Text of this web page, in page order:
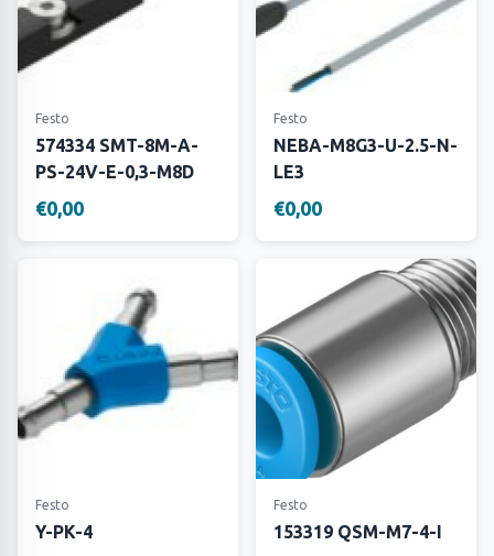
Festo
574334 SMT-8M-A-
PS-24V-E-0,3-M8D
€0,00
Festo
NEBA-M8G3-U-2.5-N-
LE3
€0,00
Festo
Y-PK-4
Festo
153319 QSM-M7-4-I